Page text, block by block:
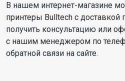
В нашем интернет-магазине
принтеры Bulltech с доставкой
получить консультацию или
с нашим менеджером по
обратной связи на сайте.